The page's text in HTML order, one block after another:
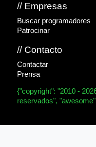
// Empresas
Buscar programadores
Patrocinar
// Contacto
Contactar
Prensa
{"copyright": "2010 -
reservados",